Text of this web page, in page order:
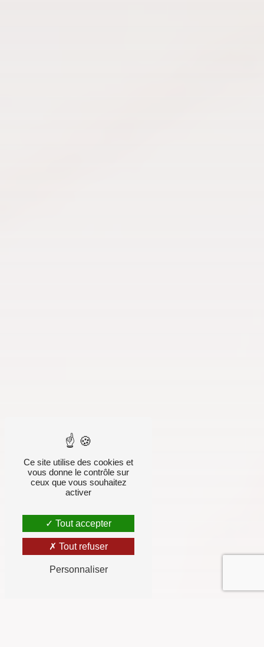
Ce site utilise des cookies et
vous donne le contrôle sur
ceux que vous souhaitez
activer
Tout accepter
Tout refuser
Personnaliser